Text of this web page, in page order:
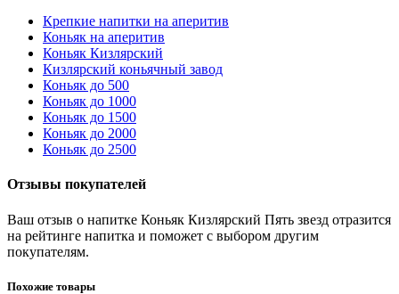
Крепкие напитки на аперитив
Коньяк на аперитив
Коньяк Кизлярский
Кизлярский коньячный завод
Коньяк до 500
Коньяк до 1000
Коньяк до 1500
Коньяк до 2000
Коньяк до 2500
Отзывы покупателей
Ваш отзыв о напитке Коньяк Кизлярский Пять звезд отразится
на рейтинге напитка и поможет с выбором другим
покупателям.
Похожие товары